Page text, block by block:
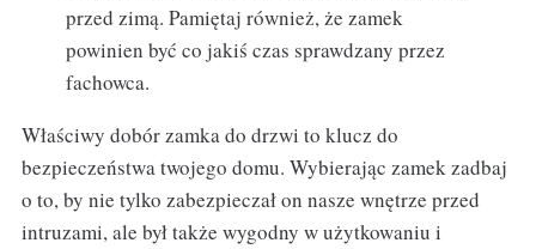
przed zimą. Pamiętaj również, że zamek
powinien być co jakiś czas sprawdzany przez
fachowca.
Właściwy dobór zamka do drzwi to klucz do
bezpieczeństwa twojego domu. Wybierając zamek zadbaj
o to, by nie tylko zabezpieczał on nasze wnętrze przed
intruzami, ale był także wygodny w użytkowaniu i